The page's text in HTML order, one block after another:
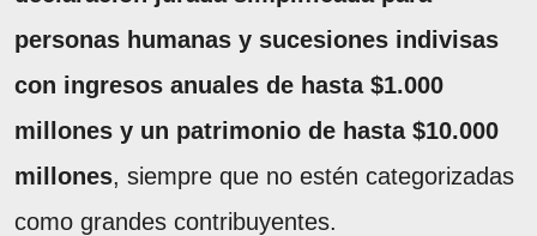
personas humanas y sucesiones indivisas
con ingresos anuales de hasta $1.000
millones y un patrimonio de hasta $10.000
millones, siempre que no estén categorizadas
como grandes contribuyentes.